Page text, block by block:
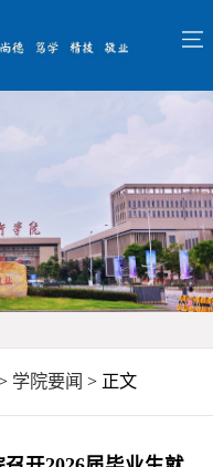
学院要闻 > 正文